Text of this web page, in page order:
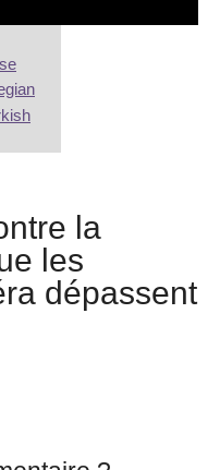
la
les
dépassent